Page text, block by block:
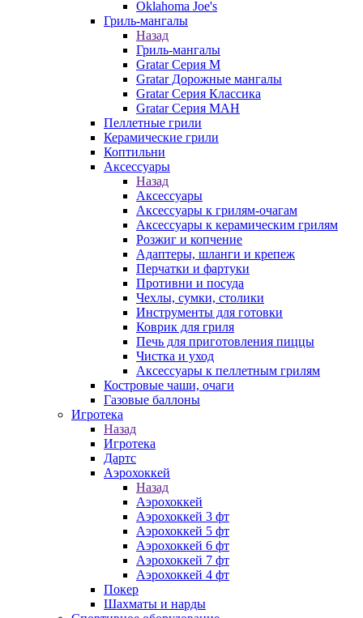
Oklahoma Joe's
Гриль-мангалы
Назад
Гриль-мангалы
Gratar Серия M
Gratar Дорожные мангалы
Gratar Серия Классика
Gratar Серия МАН
Пеллетные грили
Керамические грили
Коптильни
Аксессуары
Назад
Аксессуары
Аксессуары к грилям-очагам
Аксессуары к керамическим грилям
Розжиг и копчение
Адаптеры, шланги и крепеж
Перчатки и фартуки
Противни и посуда
Чехлы, сумки, столики
Инструменты для готовки
Коврик для гриля
Печь для приготовления пиццы
Чистка и уход
Аксессуары к пеллетным грилям
Костровые чаши, очаги
Газовые баллоны
Игротека
Назад
Игротека
Дартс
Аэрохоккей
Назад
Аэрохоккей
Аэрохоккей 3 фт
Аэрохоккей 5 фт
Аэрохоккей 6 фт
Аэрохоккей 7 фт
Аэрохоккей 4 фт
Покер
Шахматы и нарды